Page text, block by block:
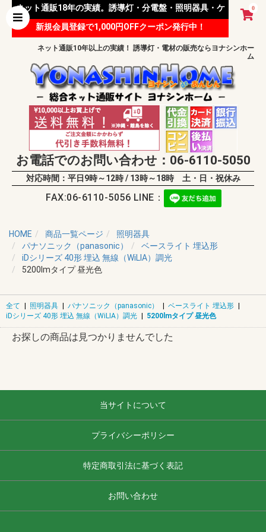
0
ネット通販18年の実績。誘導灯・分電盤・照明器具・ケ
ーブル等 様々な資材を取り扱っています。
新規会員登録で1,000円OFFクーポン発行中！
ネット通販10年以上の実績！ 誘導灯・電材の販売ならヨナシンホー
ム
お電話でのお問い合わせ：06-6110-5050
対応時間：平日9時～12時 / 13時～18時 土・日・祝休み
FAX:06-6110-5056 LINE：
HOME 商品一覧ページ
照明器具
パナソニック（panasonic）
ベースライト 埋込形
iDシリーズ 40形 埋込 無線（WiLIA）調光
5200lmタイプ 昼光色
全て | 照明器具 | パナソニック（panasonic） | ベースライト 埋込形 |
iDシリーズ 40形 埋込 無線（WiLIA）調光 | 5200lmタイプ 昼光色
お探しの商品は見つかりませんでした
当サイトについて
プライバシーポリシー
特定商取引法に基づく表記
お問い合わせ